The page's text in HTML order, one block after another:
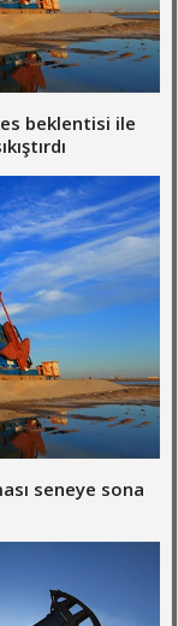
beklentisi ile
seneye sona